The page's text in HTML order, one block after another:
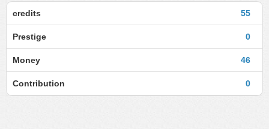
55
credits
0
Prestige
46
Money
0
Contribution